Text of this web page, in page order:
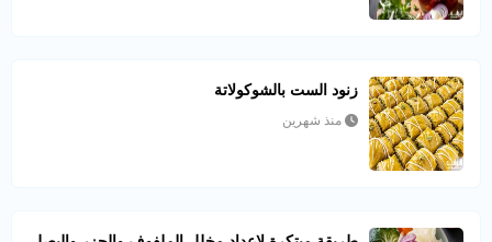
زنود الست بالشوكولاتة
منذ شهرين